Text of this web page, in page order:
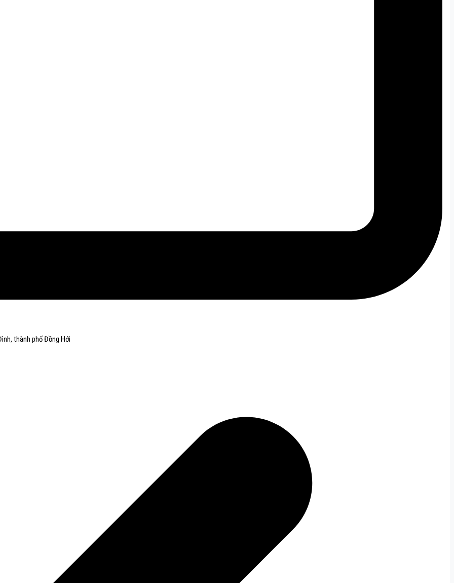
thành phố Đồng Hới